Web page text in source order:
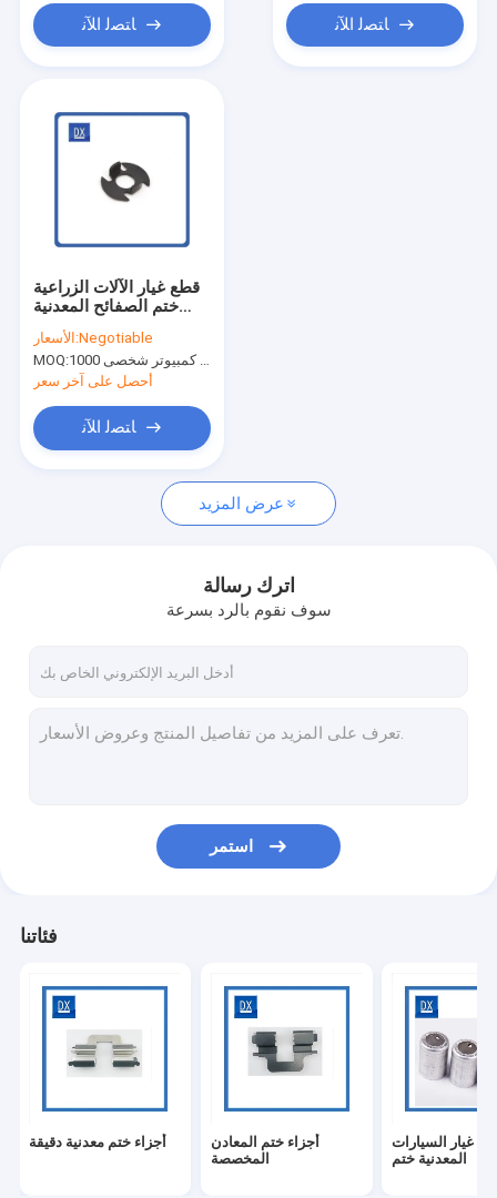
المنتجات
حول بنا
أجزاء ختم معدنية دقيقة
أجزاء ختم المعادن المخصصة
قطع غيار السيارات المعدنية ختم
رسم عميق لختم المعادن
ختم الصفائح المعدنية
التصنيع باستخدام الحاسب الآلي الطبي
كم جلبة معدنية
صواميل و مسامير من التيتانيوم
مسامير التيتانيوم
دودة أجزاء العتاد
ﺎﺘﺼﻟ ﺍﻶﻧ ﺎﺘﺼﻟ ﺍﻶﻧ
قطع غيار الآلات الزراعية
ختم الصفائح المعدنية
الانحناء
الأسعار:Negotiable
MOQ:
جهاز كمبيوتر شخصى 1000
أحصل على آخر سعر
ﺎﺘﺼﻟ ﺍﻶﻧ
عرض المزيد
اترك رسالة
سوف نقوم بالرد بسرعة
استمر
فئاتنا
أجزاء ختم معدنية دقيقة
أجزاء ختم المعادن
المخصصة
غيار السيارات
المعدنية ختم